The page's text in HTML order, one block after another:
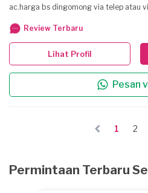
ac.harga bs dingomong via telep atau
Review Terbaru
Pesan
Lihat Profil
1 2
Permintaan Terbaru